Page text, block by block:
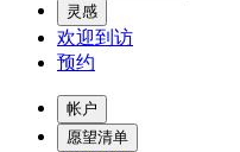
灵感
欢迎到访
预约
帐户
愿望清单